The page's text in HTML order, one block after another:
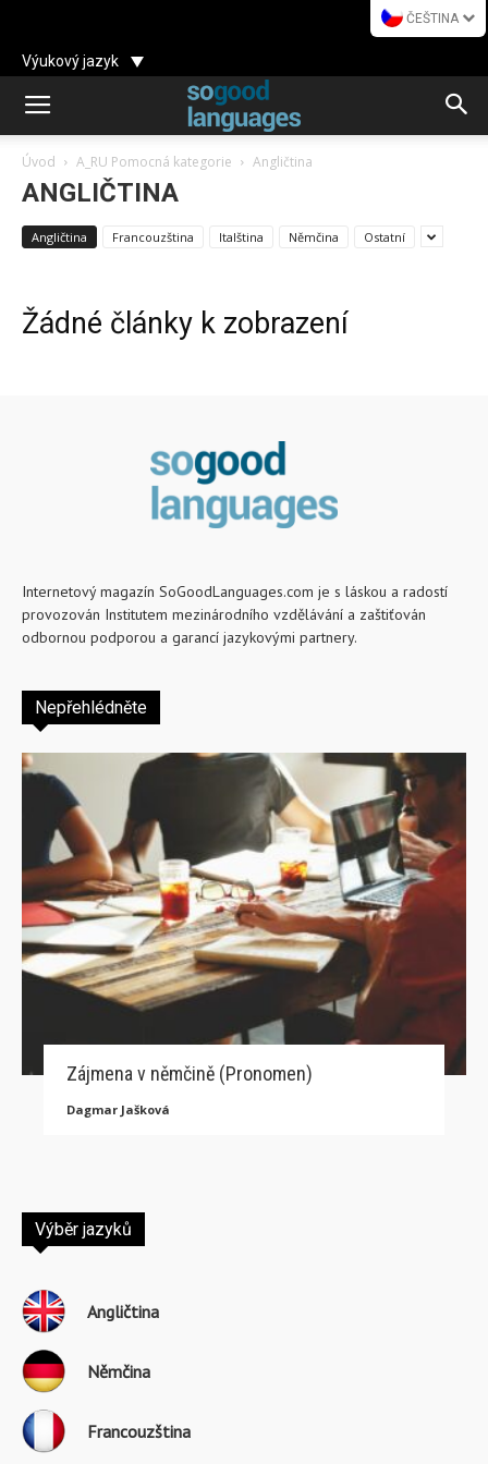
ČEŠTINA
Výukový jazyk
Úvod A_RU Pomocná kategorie Angličtina
ANGLIČTINA
Angličtina Francouzština Italština Němčina Ostatní
Žádné články k zobrazení
Internetový magazín SoGoodLanguages.com je s láskou a radostí
provozován Institutem mezinárodního vzdělávání a zaštiťován
odbornou podporou a garancí jazykovými partnery.
Nepřehlédněte
Zájmena v němčině (Pronomen)
Dagmar Jašková
Výběr jazyků
Angličtina
Němčina
Francouzština